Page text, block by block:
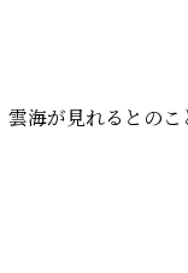
海が見れるとのこ